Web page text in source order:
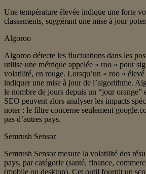
Une température élevée indique une forte
classements, suggérant une mise à jour
Algoroo
Algoroo détecte les fluctuations dans les
utilise une métrique appelée « roo » pour
volatilité, en rouge. Lorsqu’un « roo » élevé
indiquer une mise à jour de l’algorithme.
le nombre de jours depuis un “jour orange”
SEO peuvent alors analyser les impacts
noter : le filtre concerne seulement
pas d’autres pays.
Semrush Sensor
Semrush Sensor mesure la volatilité des
pays, par catégorie (santé, finance,
(mobile ou desktop). Cet outil fournit un